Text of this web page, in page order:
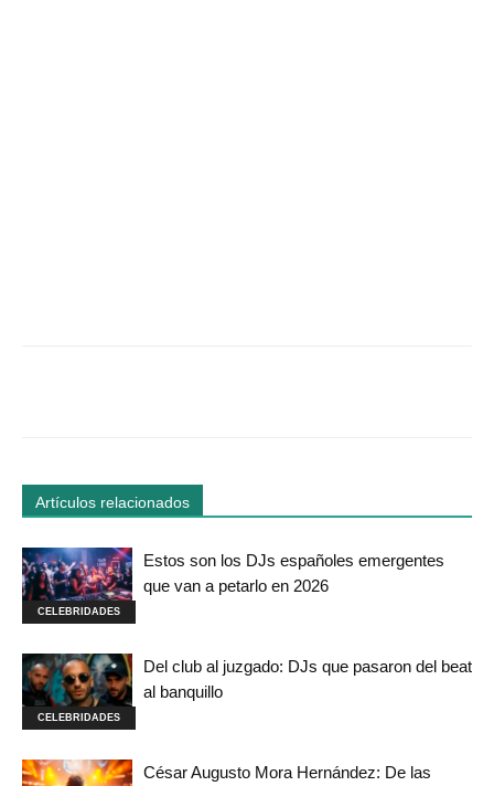
Artículos relacionados
CELEBRIDADES
Estos son los DJs españoles emergentes
que van a petarlo en 2026
CELEBRIDADES
Del club al juzgado: DJs que pasaron del beat
al banquillo
César Augusto Mora Hernández: De las